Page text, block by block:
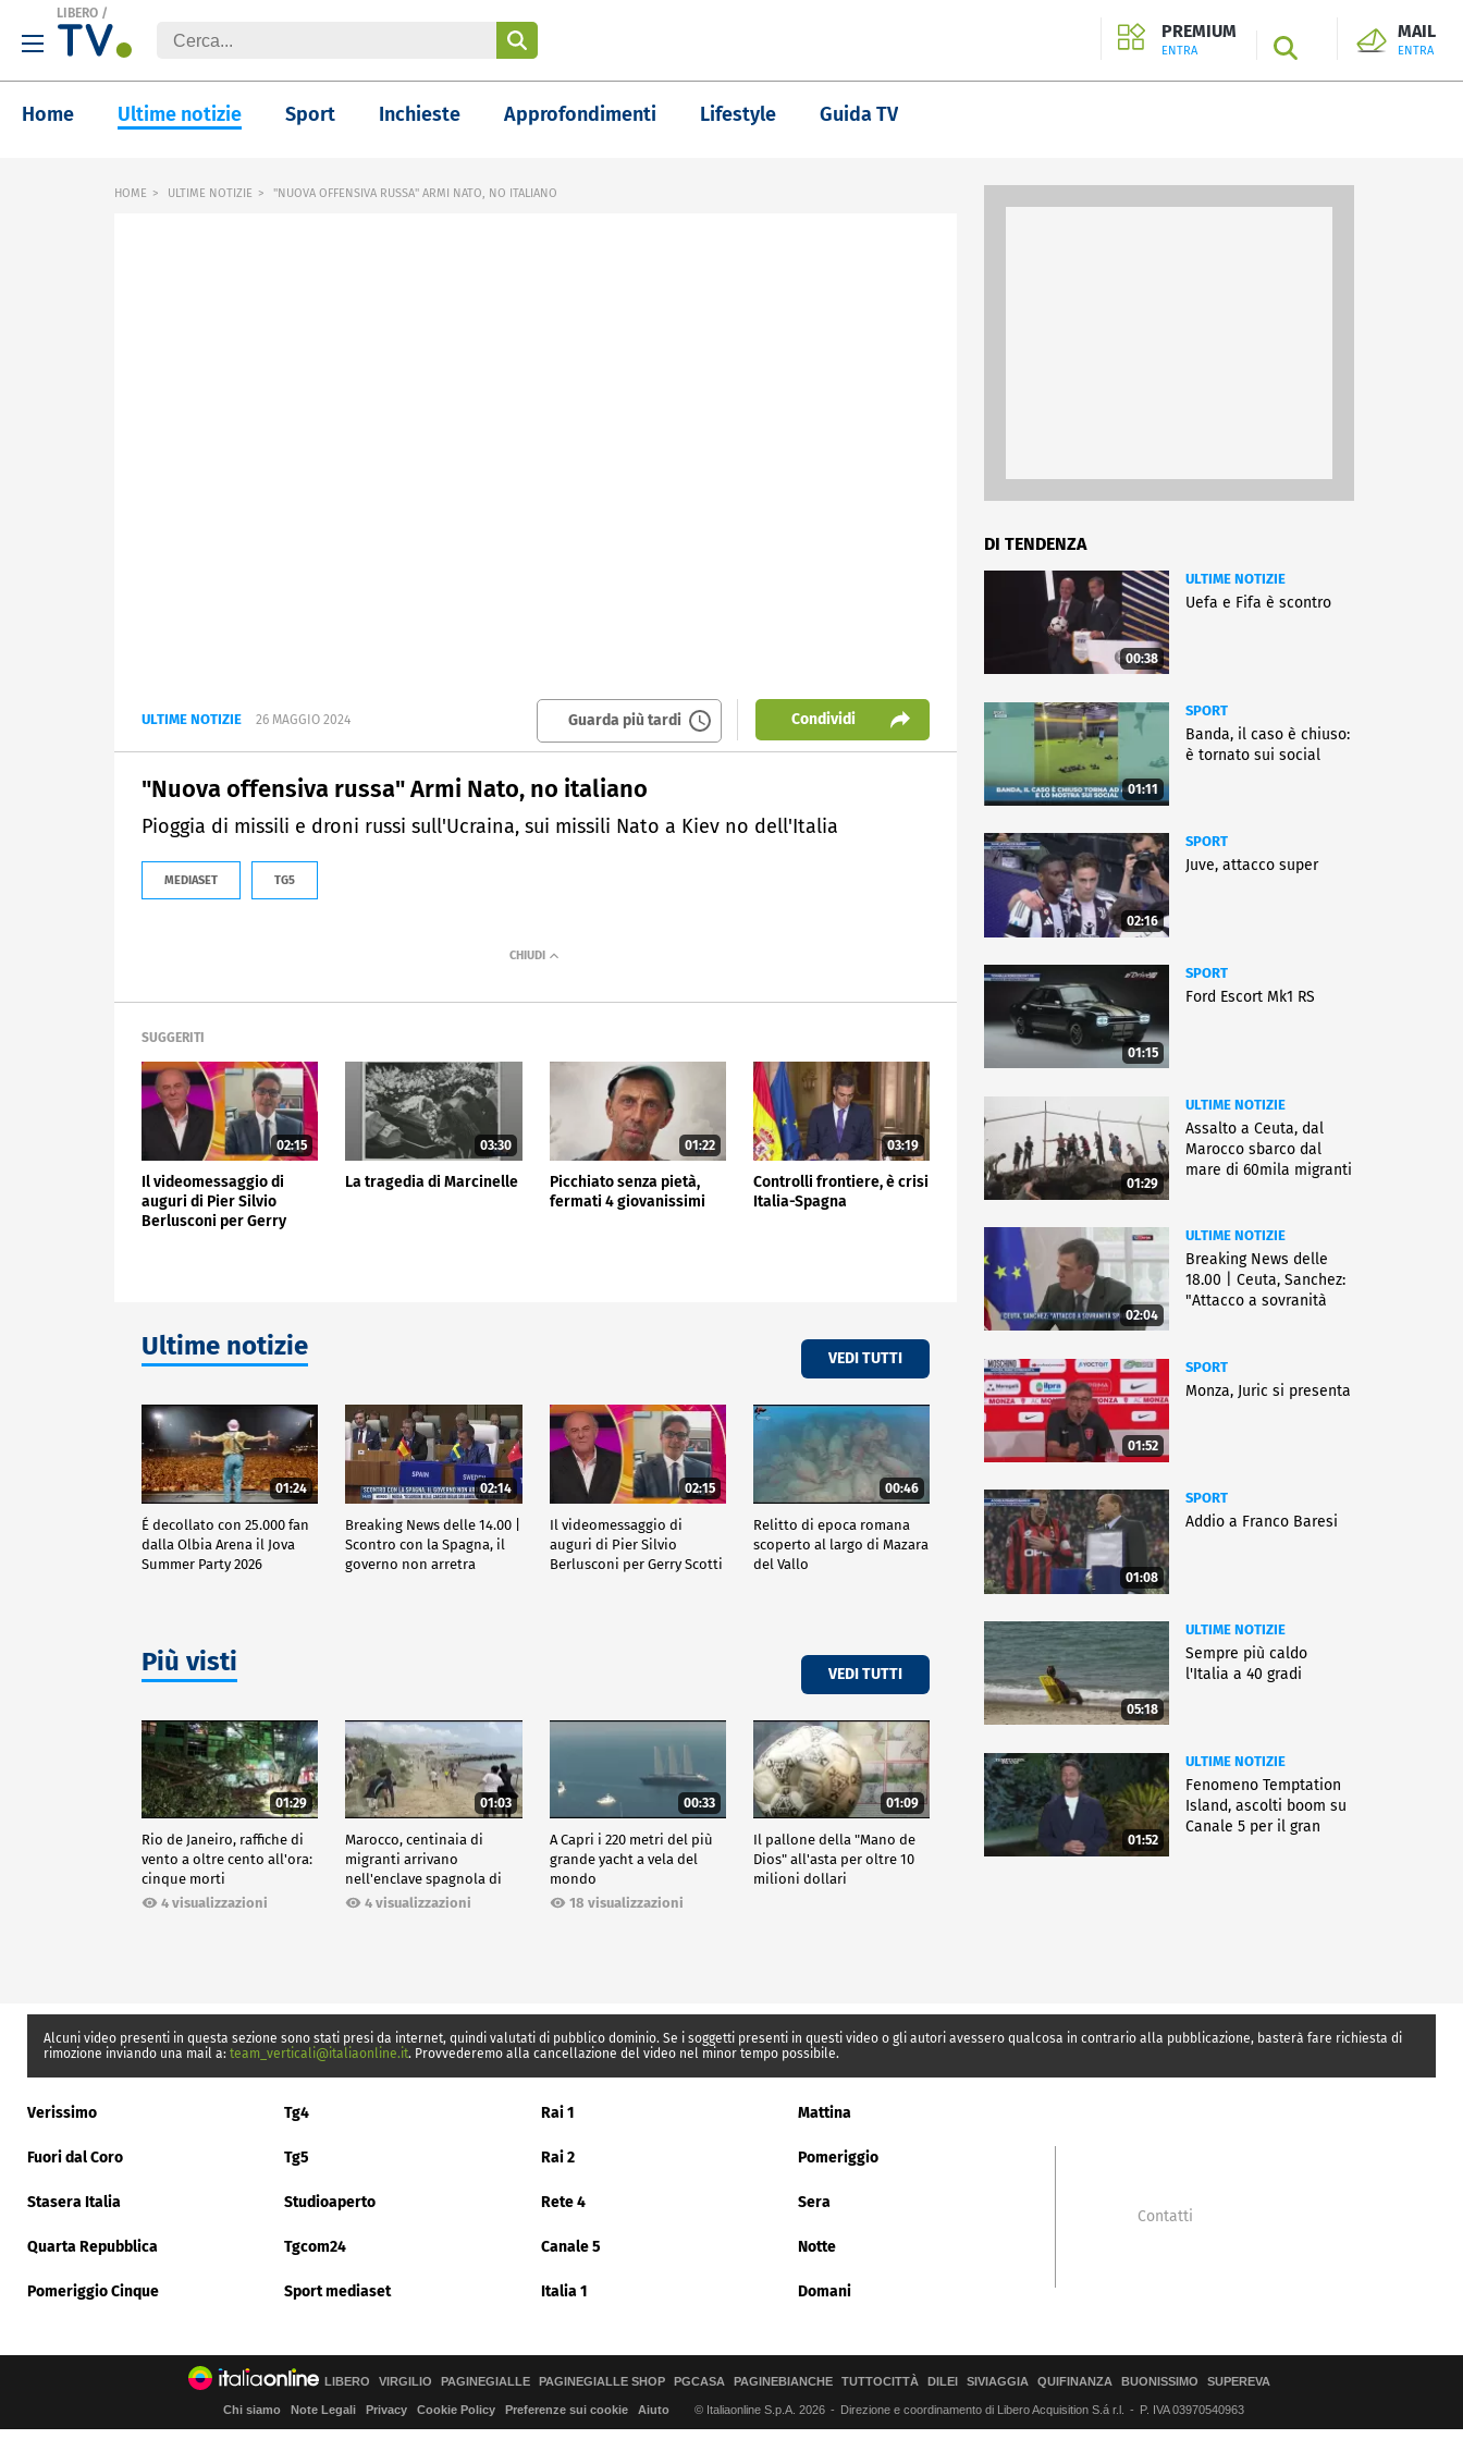
LIBERO /
PREMIUM
ENTRA SEARCH
MAIL
ENTRA
Home Ultime notizie Sport Inchieste Approfondimenti Lifestyle Guida TV
HOME ULTIME NOTIZIE "NUOVA OFFENSIVA RUSSA" ARMI NATO, NO ITALIANO
ULTIME NOTIZIE 26 MAGGIO 2024 Guarda più tardi Condividi
"Nuova offensiva russa" Armi Nato, no italiano
Pioggia di missili e droni russi sull'Ucraina, sui missili Nato a Kiev no dell'Italia
MEDIASET TG5
SUGGERITI
02:15
Il videomessaggio di
auguri di Pier Silvio
Berlusconi per Gerry
03:30
La tragedia di Marcinelle
01:22
Picchiato senza pietà,
fermati 4 giovanissimi
03:19
Controlli frontiere, è crisi
Italia-Spagna
Ultime notizie VEDI TUTTI
01:24
É decollato con 25.000 fan
dalla Olbia Arena il Jova
Summer Party 2026
02:14
Breaking News delle 14.00 |
Scontro con la Spagna, il
governo non arretra
02:15
Il videomessaggio di
auguri di Pier Silvio
Berlusconi per Gerry Scotti
00:46
Relitto di epoca romana
scoperto al largo di Mazara
del Vallo
Più visti VEDI TUTTI
01:29
Rio de Janeiro, raffiche di
vento a oltre cento all'ora:
cinque morti
4 visualizzazioni
01:03
Marocco, centinaia di
migranti arrivano
nell'enclave spagnola di
Ceuta4 visualizzazioni
00:33
A Capri i 220 metri del più
grande yacht a vela del
mondo
18 visualizzazioni
01:09
Il pallone della "Mano de
Dios" all'asta per oltre 10
milioni dollari
DI TENDENZA
00:38
ULTIME NOTIZIE
Uefa e Fifa è scontro
01:11
SPORT
Banda, il caso è chiuso:
è tornato sui social
02:16
SPORT
Juve, attacco super
01:15
SPORT
Ford Escort Mk1 RS
01:29
ULTIME NOTIZIE
Assalto a Ceuta, dal
Marocco sbarco dal
mare di 60mila migranti
02:04
ULTIME NOTIZIE
Breaking News delle
18.00 | Ceuta, Sanchez:
"Attacco a sovranità
01:52
SPORT
Monza, Juric si presenta
01:08
SPORT
Addio a Franco Baresi
05:18
ULTIME NOTIZIE
Sempre più caldo
l'Italia a 40 gradi
01:52
ULTIME NOTIZIE
Fenomeno Temptation
Island, ascolti boom su
Canale 5 per il gran
Alcuni video presenti in questa sezione sono stati presi da internet, quindi valutati di pubblico dominio. Se i soggetti presenti in questi video o gli autori avessero qualcosa in contrario alla pubblicazione, basterà fare richiesta di
rimozione inviando una mail a: team_verticali@italiaonline.it. Provvederemo alla cancellazione del video nel minor tempo possibile.
Verissimo Tg4 Rai 1 Mattina
Fuori dal Coro Tg5 Rai 2 Pomeriggio
Stasera Italia Studioaperto Rete 4 Sera
Quarta Repubblica Tgcom24 Canale 5 Notte
Pomeriggio Cinque Sport mediaset Italia 1 Domani
Contatti
LIBERO VIRGILIO PAGINEGIALLE PAGINEGIALLE SHOP PGCASA PAGINEBIANCHE TUTTOCITTÀ DILEI SIVIAGGIA QUIFINANZA BUONISSIMO SUPEREVA
Chi siamo Note Legali Privacy Cookie Policy Preferenze sui cookie Aiuto © Italiaonline S.p.A. 2026 Direzione e coordinamento di Libero Acquisition S.á r.l. P. IVA 03970540963